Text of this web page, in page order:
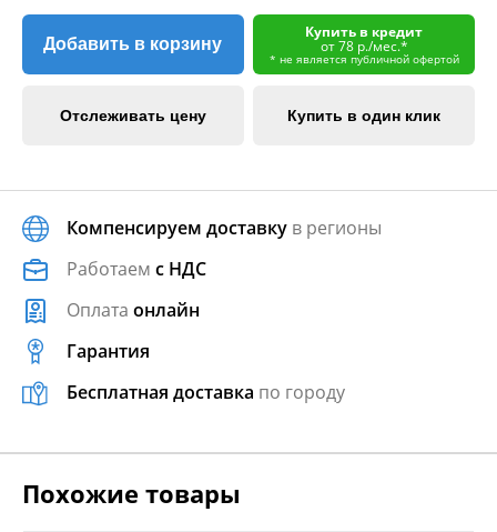
Добавить в корзину
Купить в кредит
от 78 р./мес.*
* не является публичной офертой
Отслеживать цену Купить в один клик
Компенсируем доставку в регионы
Работаем с НДС
Оплата онлайн
Гарантия
Бесплатная доставка по городу
Похожие товары